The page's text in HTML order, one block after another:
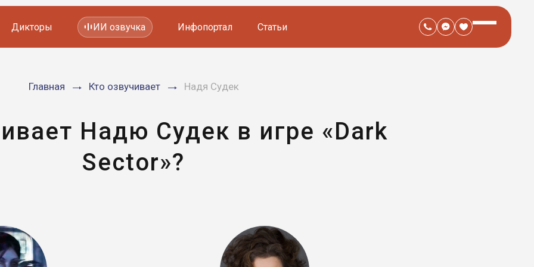
Мультфильмов
Дикторы ИИ озвучка Инфопортал Статьи
Главная Кто озвучивает Надя Судек
Надю Судек в игре «Dark
Sector»?